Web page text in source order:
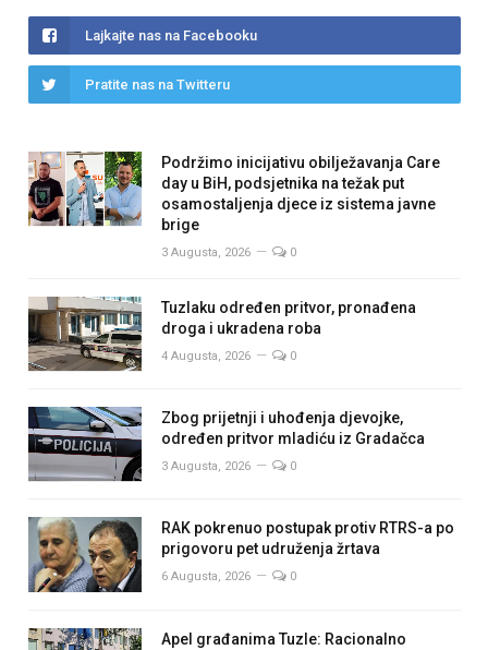
Lajkajte nas na Facebooku
Pratite nas na Twitteru
Podržimo inicijativu obilježavanja Care
day u BiH, podsjetnika na težak put
osamostaljenja djece iz sistema javne
brige
3 Augusta, 2026 0
Tuzlaku određen pritvor, pronađena
droga i ukradena roba
4 Augusta, 2026 0
Zbog prijetnji i uhođenja djevojke,
određen pritvor mladiću iz Gradačca
3 Augusta, 2026 0
RAK pokrenuo postupak protiv RTRS-a po
prigovoru pet udruženja žrtava
6 Augusta, 2026 0
Apel građanima Tuzle: Racionalno